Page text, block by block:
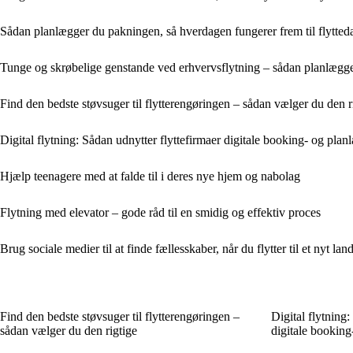
Sådan planlægger du pakningen, så hverdagen fungerer frem til
Tunge og skrøbelige genstande ved erhvervsflytning – sådan
Find den bedste støvsuger til flytterengøringen – sådan vælger du den
Digital flytning: Sådan udnytter flyttefirmaer digitale booking- og
Hjælp teenagere med at falde til i deres nye hjem og nabolag
Flytning med elevator – gode råd til en smidig og effektiv proces
Brug sociale medier til at finde fællesskaber, når du flytter til et nyt land
Find den bedste støvsuger til flytterengøringen –
sådan vælger du den rigtige
Digital flytning:
digitale